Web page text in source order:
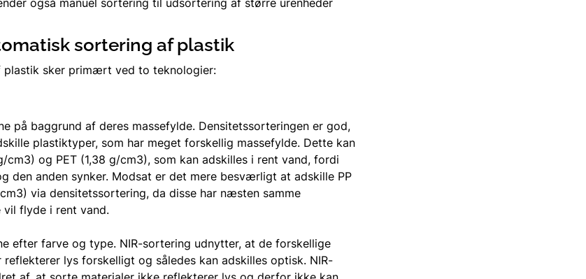
sortering af plastik
plastik sker primært ved to teknologier:
på baggrund af deres massefylde. Densitetssorteringen er god,
plastiktyper, som har meget forskellig massefylde. Dette kan
cm3) og PET (1,38 g/cm3), som kan adskilles i rent vand, fordi
den anden synker. Modsat er det mere besværligt at adskille PP
via densitetssortering, da disse har næsten samme
vil flyde i rent vand.
efter farve og type. NIR-sortering udnytter, at de forskellige
lys forskelligt og således kan adskilles optisk. NIR-